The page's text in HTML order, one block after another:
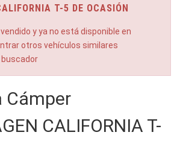
T-5 DE OCASIÓN
y ya no está disponible en
otros vehículos similares
Cámper
CALIFORNIA T-